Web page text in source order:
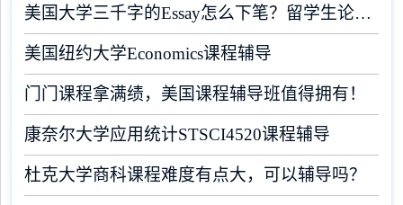
美国大学三千字的Essay怎么下笔？留学生论文辅导
美国纽约大学Economics课程辅导
门门课程拿满绩，美国课程辅导班值得拥有！
康奈尔大学应用统计STSCI4520课程辅导
杜克大学商科课程难度有点大，可以辅导吗？